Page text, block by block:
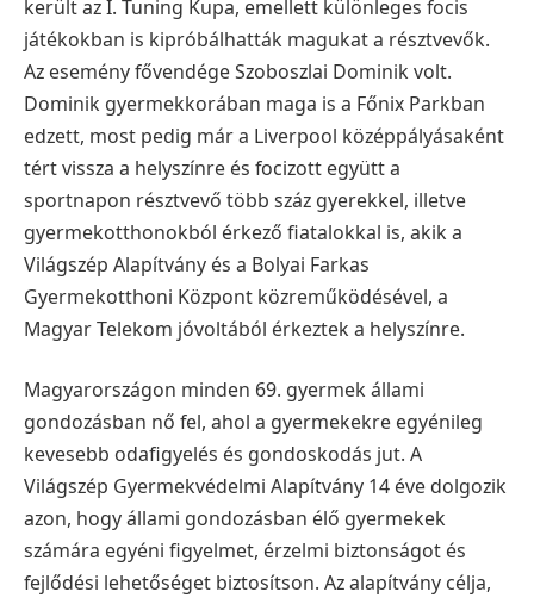
került az I. Tuning Kupa, emellett különleges focis
játékokban is kipróbálhatták magukat a résztvevők.
Az esemény fővendége Szoboszlai Dominik volt.
Dominik gyermekkorában maga is a Főnix Parkban
edzett, most pedig már a Liverpool középpályásaként
tért vissza a helyszínre és focizott együtt a
sportnapon résztvevő több száz gyerekkel, illetve
gyermekotthonokból érkező fiatalokkal is, akik a
Világszép Alapítvány és a Bolyai Farkas
Gyermekotthoni Központ közreműködésével, a
Magyar Telekom jóvoltából érkeztek a helyszínre.
Magyarországon minden 69. gyermek állami
gondozásban nő fel, ahol a gyermekekre egyénileg
kevesebb odafigyelés és gondoskodás jut. A
Világszép Gyermekvédelmi Alapítvány 14 éve dolgozik
azon, hogy állami gondozásban élő gyermekek
számára egyéni figyelmet, érzelmi biztonságot és
fejlődési lehetőséget biztosítson. Az alapítvány célja,